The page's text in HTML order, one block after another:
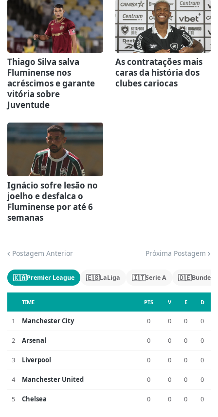
Thiago Silva salva
Fluminense nos
acréscimos e garante
vitória sobre
Juventude
As contratações mais
caras da história dos
clubes cariocas
Ignácio sofre lesão no
joelho e desfalca o
Fluminense por até 6
semanas
Postagem Anterior Próxima Postagem
🇰🇦Premier League 🇪🇸LaLiga 🇮🇹Serie A 🇩🇪
TIME PTS V E D
1 Manchester City 0 0 0 0
2 Arsenal 0 0 0 0
3 Liverpool 0 0 0 0
4 Manchester United 0 0 0 0
5 Chelsea 0 0 0 0